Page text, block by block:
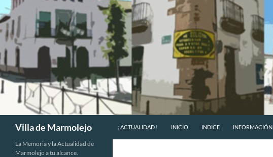
Villa de Marmolejo
¡ ACTUALIDAD !
INICIO INDICE INFORMACIÓN
La Memoria y la Actualidad de
Marmolejo a tu alcance.